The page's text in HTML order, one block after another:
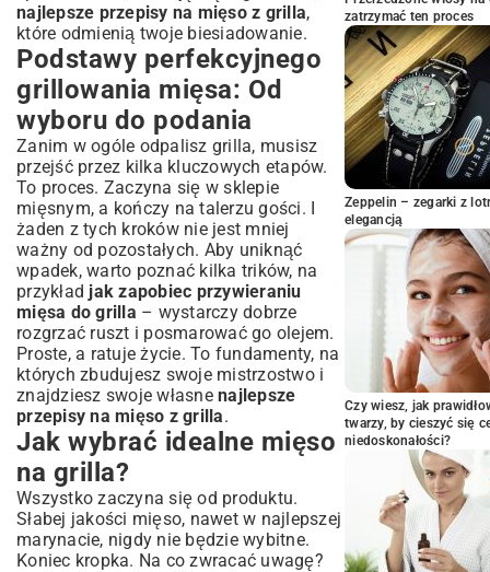
Steki i wieprzowina z grilla: Klasyka w
nowym wydaniu
Jak grillować steki wołowe do perfekcji?
Karkówka, żeberka, schab: Pomysły na
wieprzowinę z grilla
Ryby i owoce morza na ruszcie: Zdrowa
alternatywa
Łosoś z grilla: Delikatność i aromat
Inne morskie przysmaki: Krewetki i
warzywa
Dodatki, sosy i sałatki: Uzupełnienie
grillowej uczty
Podsumowanie: Ciesz się grillowaniem
przez cały sezon
najlepsze przepisy na mięso z grilla,
które odmienią twoje biesiadowanie.
Podstawy perfekcyjnego
grillowania mięsa: Od
wyboru do podania
Zanim w ogóle odpalisz grilla, musisz
przejść przez kilka kluczowych etapów.
To proces. Zaczyna się w sklepie
mięsnym, a kończy na talerzu gości. I
żaden z tych kroków nie jest mniej
ważny od pozostałych. Aby uniknąć
wpadek, warto poznać kilka trików, na
przykład jak zapobiec przywieraniu
mięsa do grilla – wystarczy dobrze
rozgrzać ruszt i posmarować go olejem.
Proste, a ratuje życie. To fundamenty, na
których zbudujesz swoje mistrzostwo i
znajdziesz swoje własne najlepsze
przepisy na mięso z grilla.
Jak wybrać idealne mięso
na grilla?
Wszystko zaczyna się od produktu.
Słabej jakości mięso, nawet w najlepszej
marynacie, nigdy nie będzie wybitne.
Koniec kropka. Na co zwracać uwagę?
zatrzymać ten proces
Zeppelin – zegarki z
elegancją
Czy wiesz, jak
twarzy, by cieszyć się
niedoskonałości?